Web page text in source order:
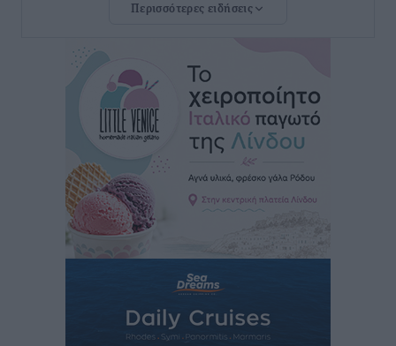
ανακοίνωσε ο Άδωνις Γεωργιάδης
Iατρικός Σύλλογος Ροδου προς Α. Γεωργιάδη:
Στρατηγικές Προτάσεις για την Ενίσχυση της
Δημόσιας Υγείας στη Νησιωτική Ελλάδα και στα
Νοσοκομεία της Γ΄ Ζώνης
Τοπικές Ειδήσεις πριν 4 ώρες
Πάνθηρες: Ξεκίνησαν αισιόδοξοι για την παρθενική
“πτήση” τους
Αθλητικά• πριν 5 ώρες
Περισσότερες ειδήσεις